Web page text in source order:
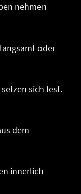
nehmen
oder
sich fest.
dem
innerlich